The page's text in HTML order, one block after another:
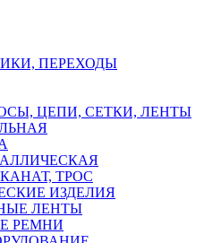
ПЕРЕХОДЫ
ЦЕПИ, СЕТКИ, ЛЕНТЫ
ТРОС
ИЗДЕЛИЯ
ЛЕНТЫ
РЕМНИ